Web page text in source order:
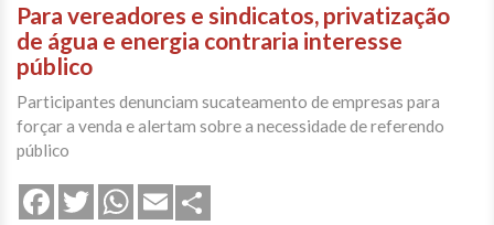
Para vereadores e sindicatos, privatização
de água e energia contraria interesse
público
Participantes denunciam sucateamento de empresas para
forçar a venda e alertam sobre a necessidade de referendo
público
FacebookTwitterWhatsApp
Email